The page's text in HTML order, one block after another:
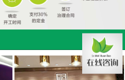
更多<<